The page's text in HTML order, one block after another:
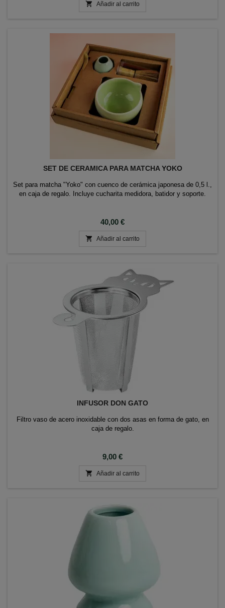
 Añadir al carrito
SET DE CERAMICA PARA MATCHA YOKO
Set para matcha "Yoko" con cuenco de cerámica japonesa de 0,5 l.,
en caja de regalo. Incluye cucharita medidora, batidor y soporte.
Precio
40,00 €
 Añadir al carrito
INFUSOR DON GATO
Filtro vaso de acero inoxidable con dos asas en forma de gato, en
caja de regalo.
Precio
9,00 €
 Añadir al carrito